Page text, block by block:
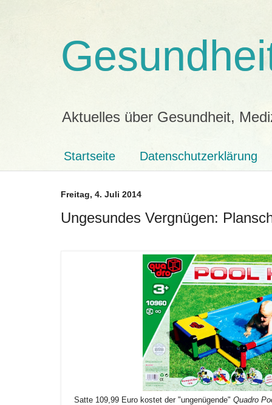
Aktuelles über Gesundheit,
Startseite Datenschutzerklärung
Freitag, 4. Juli 2014
Ungesundes Vergnügen:
Satte 109,99 Euro kostet der "ungenügende"Quadro